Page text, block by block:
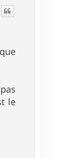
le